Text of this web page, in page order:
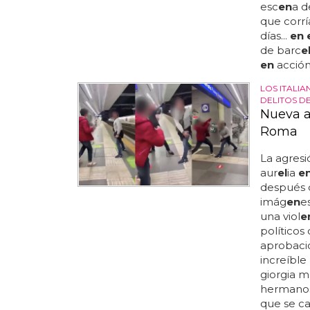
escena
que
días... en
de barcel
en
LOS
DELITOS
Nueva
Roma
La
aurelia
después
imágen
una viol
políticos
increíble
giorgia m
que se